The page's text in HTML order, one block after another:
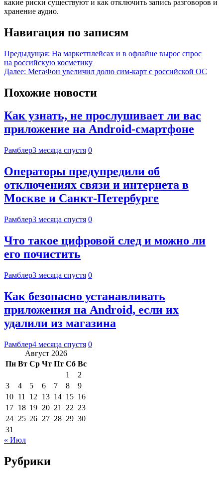
какие риски существуют и как отключить запись разговоров и
хранение аудио.
Навигация по записям
Предыдущая: На маркетплейсах и в офлайне вырос спрос
на российскую косметику
Далее: МегаФон увеличил долю сим‑карт с российской ОС
Похожие новости
Как узнать, не прослушивает ли вас
приложение на Android-смартфоне
Рамблер3 месяца спустя 0
Операторы предупредили об
отключениях связи и интернета в
Москве и Санкт-Петербурге
Рамблер3 месяца спустя 0
Что такое цифровой след и можно ли
его почистить
Рамблер3 месяца спустя 0
Как безопасно устанавливать
приложения на Android, если их
удалили из магазина
Рамблер4 месяца спустя 0
Август 2026
Пн Вт Ср Чт Пт Сб Вс
1
2
3
4 5 6 7 8
9
10 11 12 13 14 15 16
17 18 19 20 21 22 23
24 25 26 27 28 29 30
31
« Июл
Рубрики